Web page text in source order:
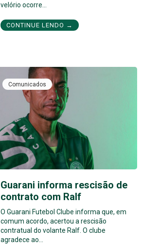
velório ocorre…
CONTINUE LENDO →
Comunicados
Guarani informa rescisão de
contrato com Ralf
O Guarani Futebol Clube informa que, em
comum acordo, acertou a rescisão
contratual do volante Ralf. O clube
agradece ao…